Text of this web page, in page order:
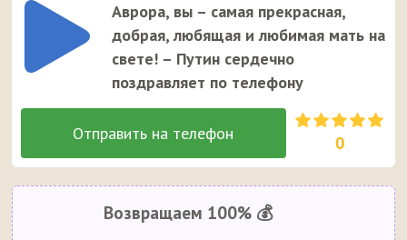
Аврора, вы – самая прекрасная,
добрая, любящая и любимая мать на
свете! – Путин сердечно
поздравляет по телефону
0
Возвращаем 100% 💰